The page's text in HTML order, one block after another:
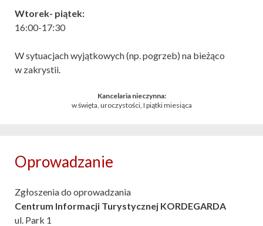
Wtorek- piątek:
16:00-17:30
W sytuacjach wyjątkowych (np. pogrzeb) na bieżąco
w zakrystii.
Kancelaria nieczynna:
w święta, uroczystości, I piątki miesiąca
Oprowadzanie
Zgłoszenia do oprowadzania
Centrum Informacji Turystycznej KORDEGARDA
ul. Park 1